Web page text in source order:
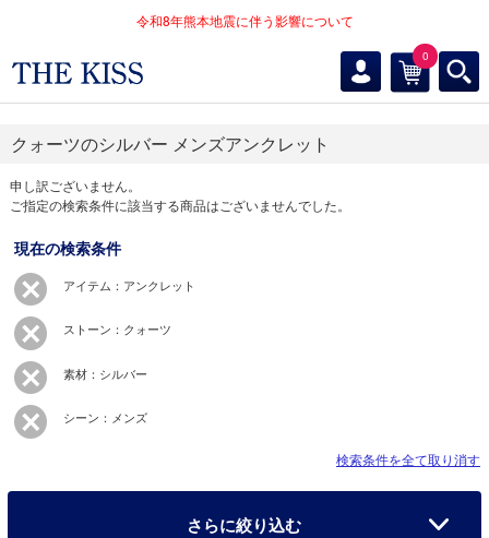
令和8年熊本地震に伴う影響について
0
クォーツのシルバー メンズアンクレット
申し訳ございません。
ご指定の検索条件に該当する商品はございませんでした。
現在の検索条件
アイテム：アンクレット
ストーン：クォーツ
素材：シルバー
シーン：メンズ
検索条件を全て取り消す
さらに絞り込む